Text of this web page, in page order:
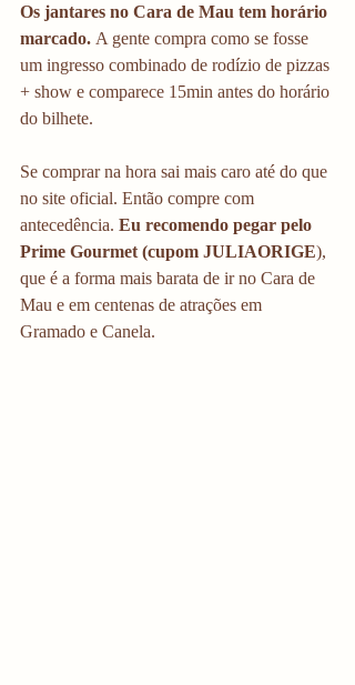
Os jantares no Cara de Mau tem horário
marcado. A gente compra como se fosse
um ingresso combinado de rodízio de pizzas
+ show e comparece 15min antes do horário
do bilhete.
Se comprar na hora sai mais caro até do que
no site oficial. Então compre com
antecedência. Eu recomendo pegar pelo
Prime Gourmet (cupom JULIAORIGE),
que é a forma mais barata de ir no Cara de
Mau e em centenas de atrações em
Gramado e Canela.